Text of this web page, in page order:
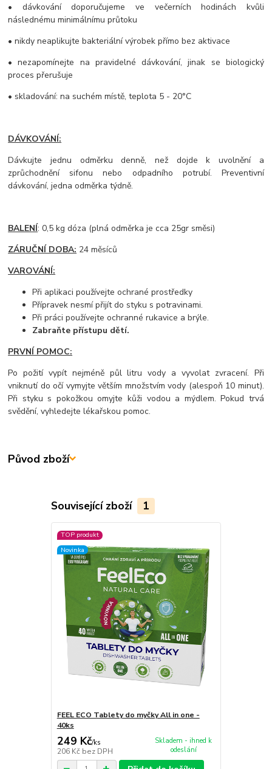
• dávkování doporučujeme ve večerních hodinách kvůli
následnému minimálnímu průtoku
• nikdy neaplikujte bakteriální výrobek přímo bez aktivace
• nezapomínejte na pravidelné dávkování, jinak se biologický
proces přerušuje
• skladování: na suchém místě, teplota 5 - 20°C
DÁVKOVÁNÍ:
Dávkujte jednu odměrku denně, než dojde k uvolnění a
zprůchodnění sifonu nebo odpadního potrubí. Preventivní
dávkování, jedna odměrka týdně.
BALENÍ: 0,5 kg dóza (plná odměrka je cca 25gr směsi)
ZÁRUČNÍ DOBA: 24 měsíců
VAROVÁNÍ:
Při aplikaci používejte ochrané prostředky
Přípravek nesmí přijít do styku s potravinami.
Při práci používejte ochranné rukavice a brýle.
Zabraňte přístupu dětí.
PRVNÍ POMOC:
Po požití vypít nejméně půl litru vody a vyvolat zvracení. Při
vniknutí do očí vymyjte větším množstvím vody (alespoň 10 minut).
Při styku s pokožkou omyjte kůži vodou a mýdlem. Pokud trvá
svědění, vyhledejte lékařskou pomoc.
Původ zboží
Související zboží 1
TOP produkt
Novinka
FEEL ECO Tablety do myčky All in one -
40ks
249 Kč/ks
206 Kč bez DPH
Skladem - ihned k
odeslání